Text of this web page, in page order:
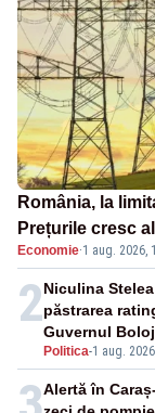
România, la
Prețurile cresc
Economie·1 aug. 2026,
2
Politica-1 aug.
Niculina
păstrarea
Guvernul
Alertă în